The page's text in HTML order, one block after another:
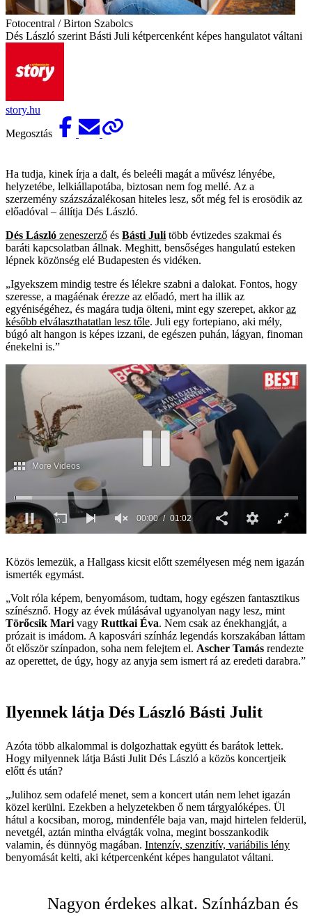
Fotocentral / Birton Szabolcs
Dés László szerint Básti Juli kétpercenként képes hangulatot váltani
story.hu
Megosztás
Ha tudja, kinek írja a dalt, és beleéli magát a művész lényébe,
helyzetébe, lelkiállapotába, biztosan nem fog mellé. Az a
szerzemény százszázalékosan hiteles lesz, sőt még fel is erosödik az
előadóval – állítja Dés László.
Dés László zeneszerző és Básti Juli több évtizedes szakmai és
baráti kapcsolatban állnak. Meghitt, bensőséges hangulatú esteken
lépnek közönség elé Budapesten és vidéken.
„Igyekszem mindig testre és lélekre szabni a dalokat. Fontos, hogy
szeresse, a magáénak érezze az előadó, mert ha illik az
egyéniségéhez, és magára tudja ölteni, mint egy szerepet, akkoraz
később elválaszthatatlan lesz tőle. Juli egy fortepiano, aki mély,
búgó alt hangon is képes izzani, de egészen puhán, lágyan, finoman
énekelni is.”
of
1
2
seconds
00:00 01:02
Közös lemezük, a Hallgass kicsit előtt személyesen még nem igazán
ismerték egymást.
„Volt róla képem, benyomásom, tudtam, hogy egészen fantasztikus
színésznő. Hogy az évek múlásával ugyanolyan nagy lesz, mint
Törőcsik Mari vagy Ruttkai Éva. Nem csak az énekhangját, a
prózait is imádom. A kaposvári színház legendás korszakában láttam
őt először színpadon, soha nem felejtem el. Ascher Tamás rendezte
az operettet, de úgy, hogy az anyja sem ismert rá az eredeti darabra.”
Ilyennek látja Dés László Básti Julit
Azóta több alkalommal is dolgozhattak együtt és barátok lettek.
Hogy milyennek látja Básti Julit Dés László a közös koncertjeik
előtt és után?
„Julihoz sem odafelé menet, sem a koncert után nem lehet igazán
közel kerülni. Ezekben a helyzetekben ő nem tárgyalóképes. Ül
hátul a kocsiban, morog, mindenféle baja van, majd hirtelen felderül,
nevetgél, aztán mintha elvágták volna, megint bosszankodik
valamin, és dünnyög magában. Intenzív, szenzitív, variábilis lény
benyomását kelti, aki kétpercenként képes hangulatot váltani.
Nagyon érdekes alkat. Színházban és